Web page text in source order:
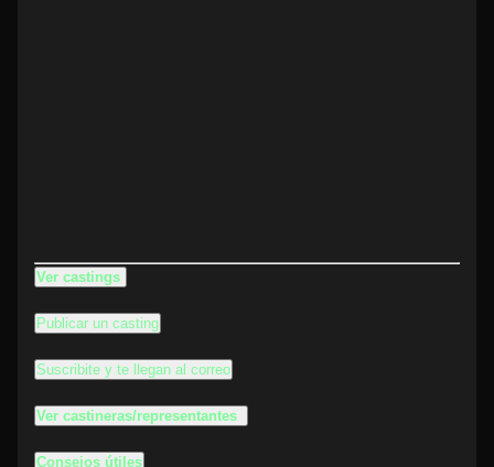
Ver castings
Publicar un casting
Suscribite y te llegan al correo
Ver castineras/representantes
Consejos útiles